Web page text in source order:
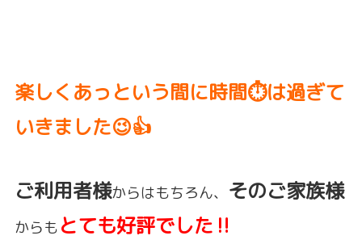
楽しくあっという間に時間⏱は過ぎて
いきました😉👍
ご利用者様からはもちろん、 そのご家族様
からも とても好評でした‼️